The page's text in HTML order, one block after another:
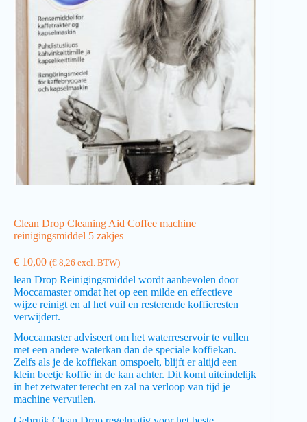
Clean Drop Cleaning Aid Coffee machine
reinigingsmiddel 5 zakjes
€ 10,00 (€ 8,26 excl. BTW)
lean Drop Reinigingsmiddel wordt aanbevolen door
Moccamaster omdat het op een milde en effectieve
wijze reinigt en al het vuil en resterende koffieresten
verwijdert.
Moccamaster adviseert om het waterreservoir te vullen
met een andere waterkan dan de speciale koffiekan.
Zelfs als je de koffiekan omspoelt, blijft er altijd een
klein beetje koffie in de kan achter. Dit komt uiteindelijk
in het zetwater terecht en zal na verloop van tijd je
machine vervuilen.